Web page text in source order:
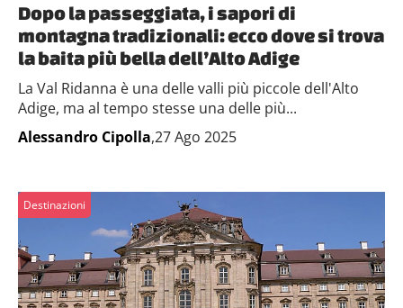
Dopo la passeggiata, i sapori di
montagna tradizionali: ecco dove si trova
la baita più bella dell’Alto Adige
La Val Ridanna è una delle valli più piccole dell'Alto
Adige, ma al tempo stesse una delle più...
Alessandro Cipolla,27 Ago 2025
Destinazioni